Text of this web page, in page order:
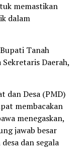
memastikan
dalam
Tanah
Daerah,
dan Desa (PMD)
membacakan
menegaskan,
jawab besar
dan segala